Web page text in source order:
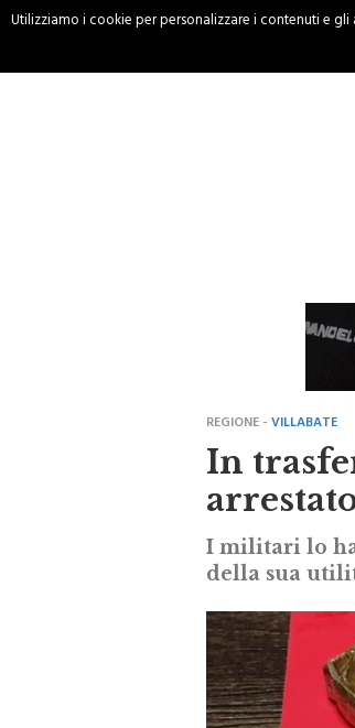
In
I militari lo
della sua
Utilizziamo i cookie per personalizzare i contenuti e